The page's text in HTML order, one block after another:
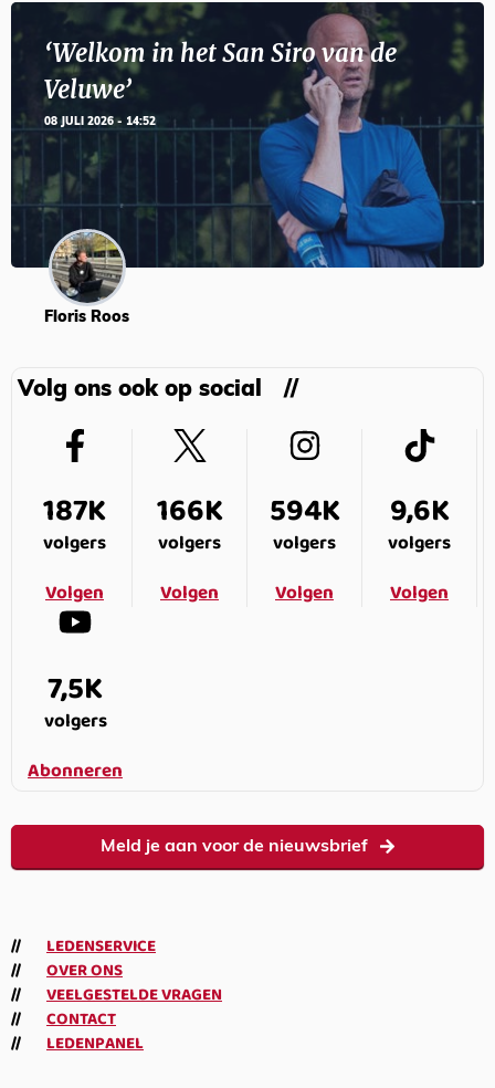
‘Welkom in het San Siro van de
Veluwe’
08 JULI 2026 - 14:52
Floris Roos
Volg ons ook op social
187K
volgers
Volgen
166K
volgers
Volgen
594K
volgers
Volgen
9,6K
volgers
Volgen
7,5K
volgers
Abonneren
Meld je aan voor de nieuwsbrief
LEDENSERVICE
OVER ONS
VEELGESTELDE VRAGEN
CONTACT
LEDENPANEL